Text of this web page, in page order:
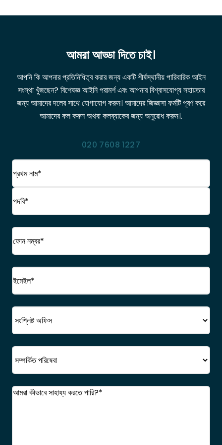
আমরা আড্ডা দিতে চাই।
আপনি কি আপনার প্রতিনিধিত্ব করার জন্য একটি শীর্ষস্থানীয় পারিবারিক আইন
সংস্থা খুঁজছেন? বিশেষজ্ঞ আইনি পরামর্শ এবং আপনার বিশ্বাসযোগ্য সহায়তার
জন্য আমাদের দলের সাথে যোগাযোগ করুন। আমাদের জিজ্ঞাসা ফর্মটি পূরণ করে
আমাদের কল করুন অথবা কলব্যাকের জন্য অনুরোধ করুন।.
020 7608 1227
নাম
প্রথম
নাম
ফোন
ইমেইল
অফিস
সেবা
মন্তব্য(প্রয়োজনীয়)